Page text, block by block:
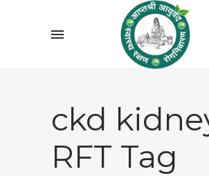
ckd
RFT Tag